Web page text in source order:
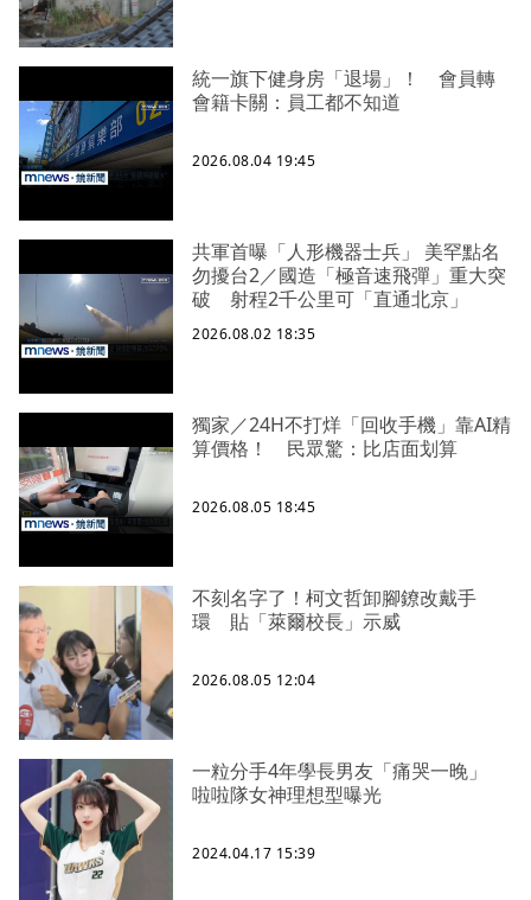
統一旗下健身房「退場」！ 會員轉
會籍卡關：員工都不知道
2026.08.04 19:45
共軍首曝「人形機器士兵」 美罕點名
勿擾台2／國造「極音速飛彈」重大突
破 射程2千公里可「直通北京」
2026.08.02 18:35
獨家／24H不打烊「回收手機」靠AI精
算價格！ 民眾驚：比店面划算
2026.08.05 18:45
不刻名字了！柯文哲卸腳鐐改戴手
環 貼「萊爾校長」示威
2026.08.05 12:04
一粒分手4年學長男友「痛哭一晚」
啦啦隊女神理想型曝光
2024.04.17 15:39